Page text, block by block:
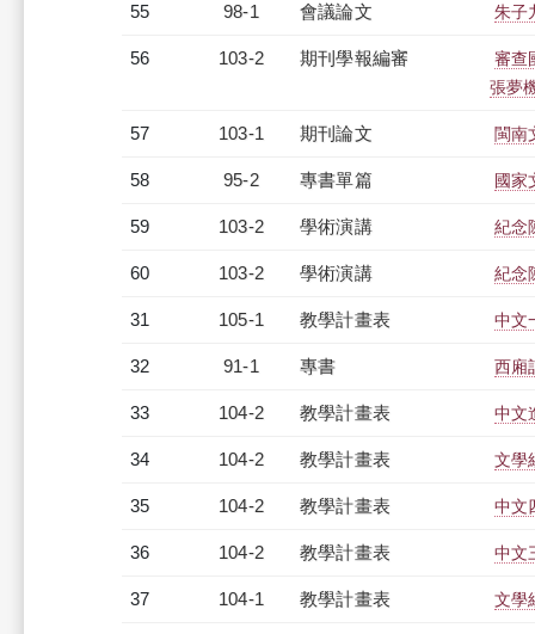
55 98-1 會議論文 朱子
56 103-2 期刊學報編審
審查
張夢
57 103-1 期刊論文 閩南
58 95-2 專書單篇 國家
59 103-2 學術演講 紀念
60 103-2 學術演講 紀念
31 105-1 教學計畫表 中文
32 91-1 專書 西廂
33 104-2 教學計畫表 中文
34 104-2 教學計畫表 文學
35 104-2 教學計畫表 中文
36 104-2 教學計畫表 中文
37 104-1 教學計畫表 文學